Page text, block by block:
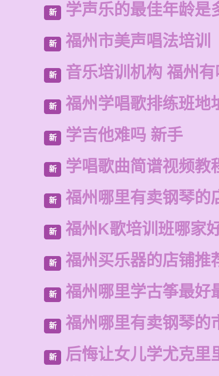
新 学声乐的最佳年龄是
新 福州市美声唱法培训
新 音乐培训机构 福州
新 福州学唱歌排练班地
新 学吉他难吗 新手
新 学唱歌曲简谱视频教
新 福州哪里有卖钢琴的
新 福州K歌培训班哪家
新 福州买乐器的店铺推
新 福州哪里学古筝最好
新 福州哪里有卖钢琴的
新 后悔让女儿学尤克里